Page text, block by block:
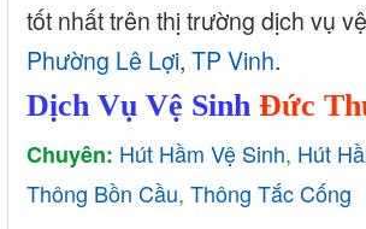
tốt nhất trên thị trường dịch vụ
Phường Lê Lợi, TP Vinh.
Dịch Vụ Vệ Sinh Đức
Chuyên: Hút Hầm Vệ Sinh, Hút
Thông Bồn Cầu, Thông Tắc Cống